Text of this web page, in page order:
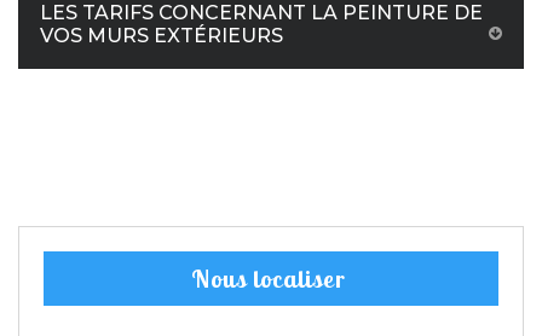
LES TARIFS CONCERNANT LA PEINTURE DE
VOS MURS EXTÉRIEURS
Nous localiser